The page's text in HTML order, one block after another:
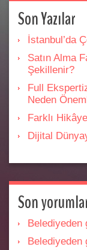
Son Yazılar
İstanbul’da
Satın Alma
Şekillenir?
Full
Neden
Farklı
Dijital
Son
Belediyeden
Belediyeden